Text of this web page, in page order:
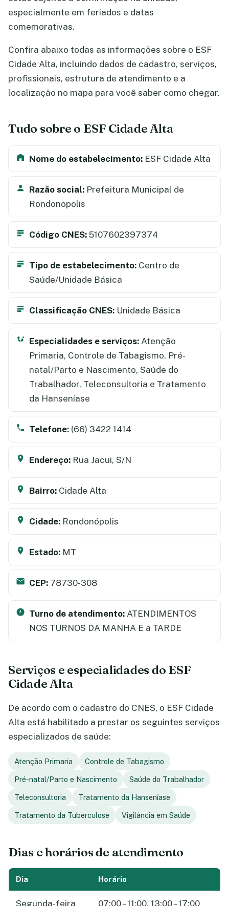
especialmente em feriados e datas
comemorativas.
Confira abaixo todas as informações sobre o ESF
Cidade Alta, incluindo dados de cadastro, serviços,
profissionais, estrutura de atendimento e a
localização no mapa para você saber como chegar.
Tudo sobre o ESF Cidade Alta
Nome do estabelecimento: ESF Cidade Alta
Razão social: Prefeitura Municipal de
Rondonopolis
Código CNES: 5107602397374
Tipo de estabelecimento: Centro de
Saúde/Unidade Básica
Classificação CNES: Unidade Básica
Especialidades e serviços: Atenção
Primaria, Controle de Tabagismo, Pré-
natal/Parto e Nascimento, Saúde do
Trabalhador, Teleconsultoria e Tratamento
da Hanseníase
Telefone: (66) 3422 1414
Endereço: Rua Jacui, S/N
Bairro: Cidade Alta
Cidade: Rondonópolis
Estado: MT
CEP: 78730-308
Turno de atendimento: ATENDIMENTOS
NOS TURNOS DA MANHA E a TARDE
Serviços e especialidades do ESF
Cidade Alta
De acordo com o cadastro do CNES, o ESF Cidade
Alta está habilitado a prestar os seguintes serviços
especializados de saúde:
Atenção Primaria Controle de Tabagismo
Pré-natal/Parto e Nascimento Saúde do Trabalhador
Teleconsultoria Tratamento da Hanseníase
Tratamento da Tuberculose Vigilância em Saúde
Dias e horários de atendimento
Dia Horário
Segunda-feira 07:00 – 11:00, 13:00 – 17:00